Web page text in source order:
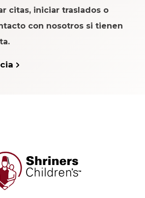
citas, iniciar traslados o
con nosotros si tienen